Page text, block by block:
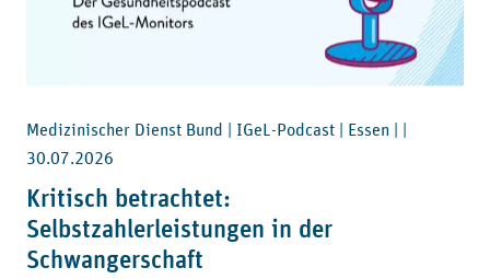
Medizinischer Dienst Bund | IGeL-Podcast | Essen | |
30.07.2026
Kritisch betrachtet:
Selbstzahlerleistungen in der
Schwangerschaft